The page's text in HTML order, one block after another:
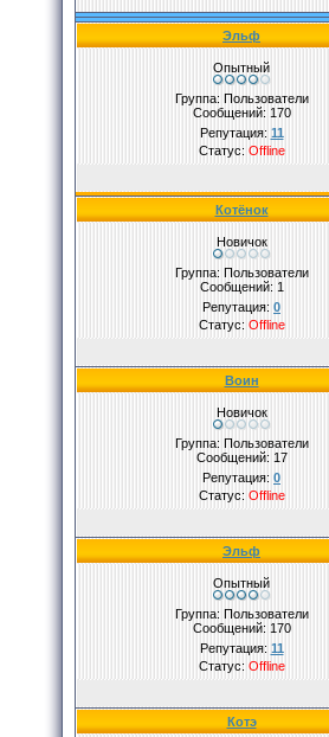
Эльф
Опытный
Группа: Пользователи
Сообщений: 170
Репутация: 11
Статус: Offline
Котёнок
Новичок
Группа: Пользователи
Сообщений: 1
Репутация: 0
Статус: Offline
Воин
Новичок
Группа: Пользователи
Сообщений: 17
Репутация: 0
Статус: Offline
Эльф
Опытный
Группа: Пользователи
Сообщений: 170
Репутация: 11
Статус: Offline
Котэ